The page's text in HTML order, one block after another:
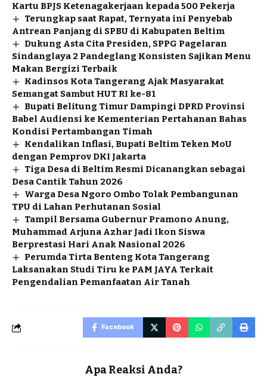
Kartu BPJS Ketenagakerjaan kepada 500 Pekerja
Terungkap saat Rapat, Ternyata ini Penyebab
Antrean Panjang di SPBU di Kabupaten Beltim
Dukung Asta Cita Presiden, SPPG Pagelaran
Sindanglaya 2 Pandeglang Konsisten Sajikan Menu
Makan Bergizi Terbaik
Kadinsos Kota Tangerang Ajak Masyarakat
Semangat Sambut HUT RI ke-81
Bupati Belitung Timur Dampingi DPRD Provinsi
Babel Audiensi ke Kementerian Pertahanan Bahas
Kondisi Pertambangan Timah
Kendalikan Inflasi, Bupati Beltim Teken MoU
dengan Pemprov DKI Jakarta
Tiga Desa di Beltim Resmi Dicanangkan sebagai
Desa Cantik Tahun 2026
Warga Desa Ngoro Ombo Tolak Pembangunan
TPU di Lahan Perhutanan Sosial
Tampil Bersama Gubernur Pramono Anung,
Muhammad Arjuna Azhar Jadi Ikon Siswa
Berprestasi Hari Anak Nasional 2026
Perumda Tirta Benteng Kota Tangerang
Laksanakan Studi Tiru ke PAM JAYA Terkait
Pengendalian Pemanfaatan Air Tanah
Facebook
Apa Reaksi Anda?